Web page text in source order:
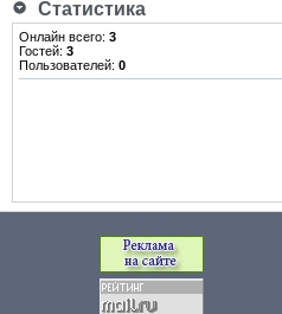
Статистика
Онлайн всего: 3
Гостей: 3
Пользователей: 0